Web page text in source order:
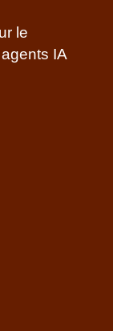
le
IA